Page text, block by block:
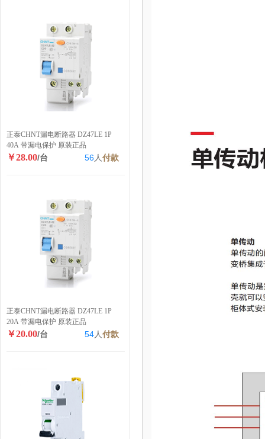
正泰CHNT漏电断路器 DZ47LE 1P
40A 带漏电保护 原装正品
￥28.00/台 56人付款
正泰CHNT漏电断路器 DZ47LE 1P
20A 带漏电保护 原装正品
￥20.00/台 54人付款